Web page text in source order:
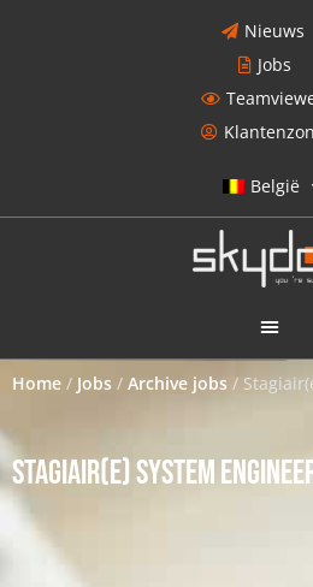
Nieuws
Jobs
België
Home / Jobs / Archive jobs /
STAGIAIR(E) SYSTEM